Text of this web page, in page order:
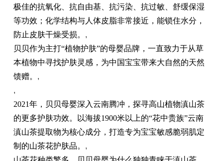
极佳的抗氧化、抗自由基、抗污染、抗过敏、舒缓保湿
等功效；化学结构与人体皮脂非常接近，能锁住水分，
防止皮肤干燥受损。 ,
贝贝作为主打“植物护肤”的母婴品牌，一直致力于从草
本植物中寻找护肤灵感，为中国宝宝带来大自然的天然
馈赠。 ,
,
2021年，贝贝母婴深入云南腾冲，探寻高山植物滇山茶
的更多护肤功效。以海拔1900米以上的“花中贵族”云南
滇山茶提取物为核心成分，打造专为宝宝敏感脆弱肌定
制的山茶花护肤品。 ,